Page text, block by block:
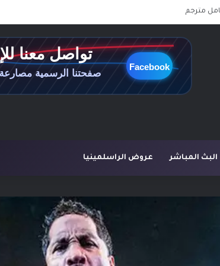
البث المباشر عروض الراسلمينيا